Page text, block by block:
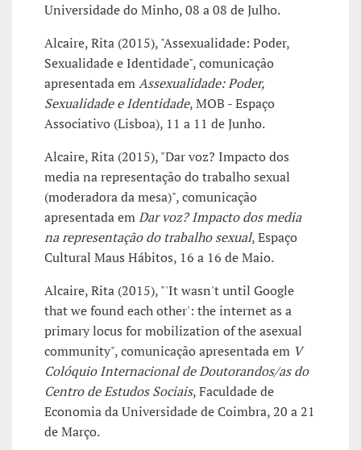
Universidade do Minho, 08 a 08 de Julho.
Alcaire, Rita (2015), "Assexualidade: Poder,
Sexualidade e Identidade", comunicação
apresentada emAssexualidade: Poder,
Sexualidade e Identidade, MOB - Espaço
Associativo (Lisboa), 11 a 11 de Junho.
Alcaire, Rita (2015), "Dar voz? Impacto dos
media na representação do trabalho sexual
(moderadora da mesa)", comunicação
apresentada emDar voz? Impacto dos media
na representação do trabalho sexual, Espaço
Cultural Maus Hábitos, 16 a 16 de Maio.
Alcaire, Rita (2015), "'It wasn't until Google
that we found each other': the internet as a
primary locus for mobilization of the asexual
community", comunicação apresentada em V
Colóquio Internacional de Doutorandos/as do
Centro de Estudos Sociais, Faculdade de
Economia da Universidade de Coimbra, 20 a 21
de Março.